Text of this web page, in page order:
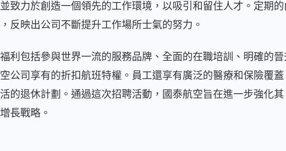
致力於創造一個領先的工作環境，以吸引和留住人才。定期
反映出公司不斷提升工作場所士氣的努力。
利包括參與世界一流的服務品牌、全面的在職培訓、明確的
公司享有的折扣航班特權。員工還享有廣泛的醫療和保險覆
的退休計劃。通過這次招聘活動，國泰航空旨在進一步強化
長戰略。